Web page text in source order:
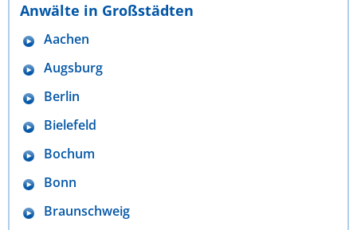
Anwälte in Großstädten
Aachen
Augsburg
Berlin
Bielefeld
Bochum
Bonn
Braunschweig